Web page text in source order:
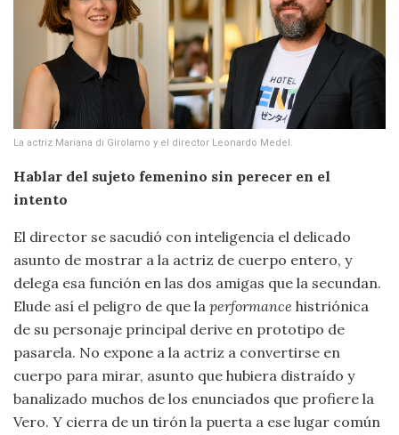
La actriz Mariana di Girolamo y el director Leonardo Medel.
Hablar del sujeto femenino sin perecer en el
intento
El director se sacudió con inteligencia el delicado
asunto de mostrar a la actriz de cuerpo entero, y
delega esa función en las dos amigas que la secundan.
Elude así el peligro de que la performance histriónica
de su personaje principal derive en prototipo de
pasarela. No expone a la actriz a convertirse en
cuerpo para mirar, asunto que hubiera distraído y
banalizado muchos de los enunciados que profiere la
Vero. Y cierra de un tirón la puerta a ese lugar común